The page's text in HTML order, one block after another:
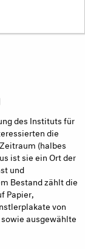
des Instituts für
die
(halbes
ist sie ein Ort der
und
Bestand zählt die
Papier,
von
ausgewählte